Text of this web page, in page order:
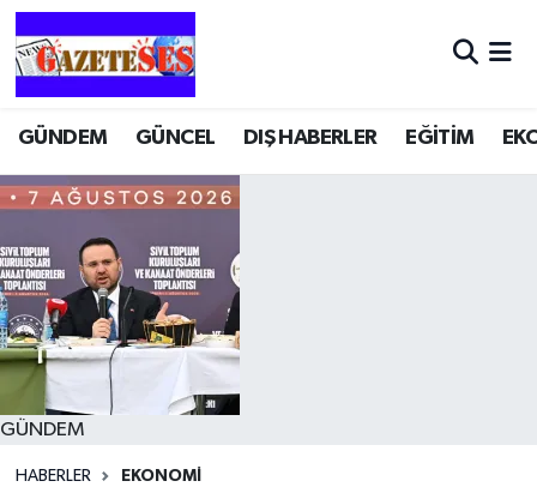
GÜNDEM GÜNCEL DIŞ HABERLER EĞİTİM
GÜNDEM
HABERLER EKONOMİ